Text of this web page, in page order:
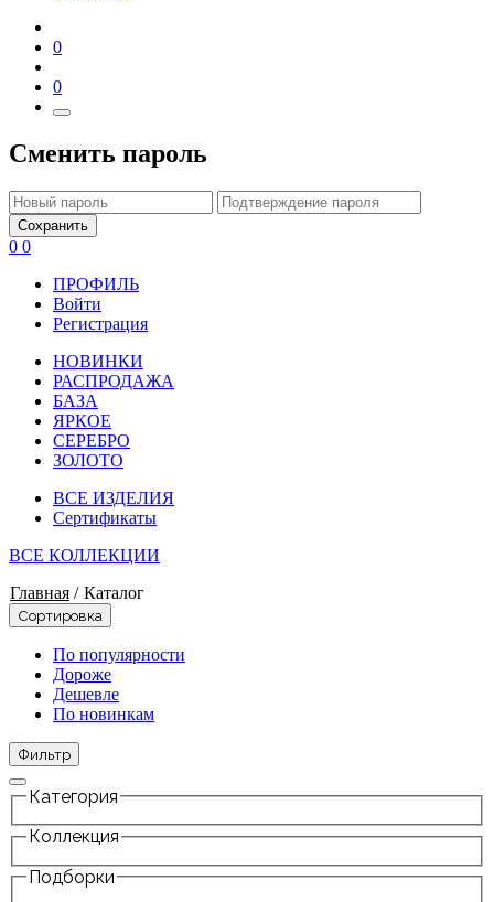
0
0
Сменить пароль
Сохранить
0 0
ПРОФИЛЬ
Войти
Регистрация
НОВИНКИ
РАСПРОДАЖА
БАЗА
ЯРКОЕ
СЕРЕБРО
ЗОЛОТО
ВСЕ ИЗДЕЛИЯ
Сертификаты
ВСЕ КОЛЛЕКЦИИ
Главная / Каталог
Сортировка
По популярности
Дороже
Дешевле
По новинкам
Фильтр
Категория
Коллекция
Подборки